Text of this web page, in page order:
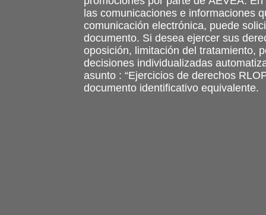
las comunicaciones e informaciones
comunicación electrónica, puede
documento. Si desea ejercer sus
oposición, limitación del tratamiento,
decisiones individualizadas
asunto : “Ejercicios de derechos
documento identificativo equivalente.